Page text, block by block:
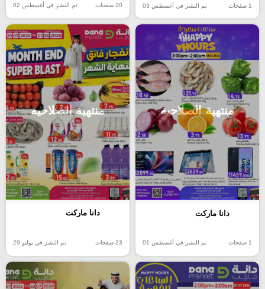
1 صفحات تم النشر في أغسطس 03 20 صفحات تم النشر في أغسطس 02
منتهية الصلاحية
دانا ماركت
1 صفحات تم النشر في أغسطس 01
منتهية الصلاحية
دانا ماركت
23 صفحات تم النشر في يوليو 29